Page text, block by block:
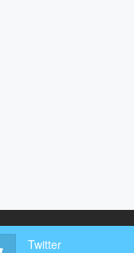
Twitter